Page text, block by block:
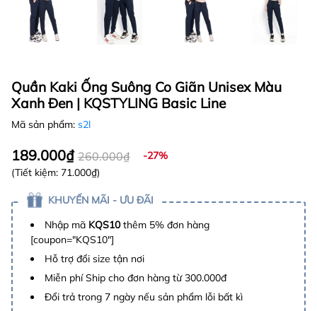
Quần Kaki Ống Suông Co Giãn Unisex Màu
Xanh Đen | KQSTYLING Basic Line
Mã sản phẩm: s2l
189.000₫ 260.000₫
-27%
(Tiết kiệm: 71.000₫)
KHUYẾN MÃI - ƯU ĐÃI
Nhập mã KQS10thêm 5% đơn hàng
[coupon="KQS10"]
Hỗ trợ đổi size tận nơi
Miễn phí Ship cho đơn hàng từ 300.000đ
Đổi trả trong 7 ngày nếu sản phẩm lỗi bất kì